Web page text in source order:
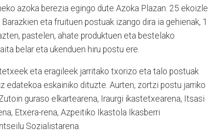
azoka berezia egingo dute Azoka Plazan. 25
eta fruituen postuak izango dira ia gehienak,
pastelen, ahate produktuen eta bestelako
belar eta ukenduen hiru postu ere.
eta eragileek jarritako txorizo eta talo postuak
edatekoa eskainiko dituzte. Aurten, zortzi postu jarriko
guraso elkartearena, Iraurgi ikastetxearena, Itsasi
Etxera-rena, Azpeitiko Ikastola Ikasberri
Sozialistarena.